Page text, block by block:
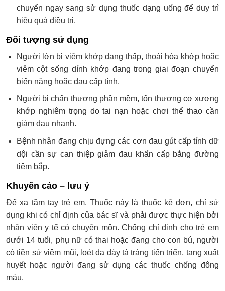
chuyển ngay sang sử dụng thuốc dạng uống để duy trì
hiệu quả điều trị.
Đối tượng sử dụng
Người lớn bị viêm khớp dạng thấp, thoái hóa khớp hoặc
viêm cột sống dính khớp đang trong giai đoạn chuyển
biến nặng hoặc đau cấp tính.
Người bị chấn thương phần mềm, tổn thương cơ xương
khớp nghiêm trọng do tai nạn hoặc chơi thể thao cần
giảm đau nhanh.
Bệnh nhân đang chịu đựng các cơn đau gút cấp tính dữ
dội cần sự can thiệp giảm đau khẩn cấp bằng đường
tiêm bắp.
Khuyến cáo – lưu ý
Để xa tầm tay trẻ em. Thuốc này là thuốc kê đơn, chỉ sử
dụng khi có chỉ định của bác sĩ và phải được thực hiện bởi
nhân viên y tế có chuyên môn. Chống chỉ định cho trẻ em
dưới 14 tuổi, phụ nữ có thai hoặc đang cho con bú, người
có tiền sử viêm mũi, loét dạ dày tá tràng tiến triển, tạng xuất
huyết hoặc người đang sử dụng các thuốc chống đông
máu.